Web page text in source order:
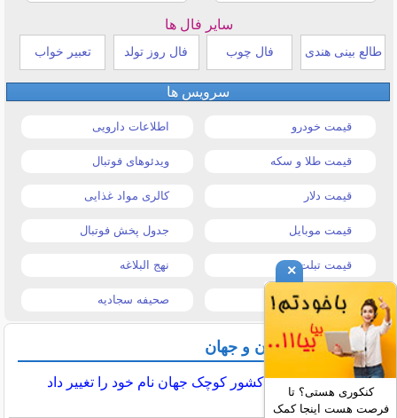
سایر فال ها
طالع بینی هندی فال چوب فال روز تولد تعبیر خواب
سرویس ها
قیمت خودرو اطلاعات دارویی
قیمت طلا و سکه ویدئوهای فوتبال
قیمت دلار کالری مواد غذایی
قیمت موبایل جدول پخش فوتبال
قیمت تبلت نهج البلاغه
تیتر روزنامه ها صحیفه سجادیه
آخرین اخبار ایران و جهان
سومین کشور کوچک جهان نام خود را تغییر داد
×
کنکوری هستی؟ تا
فرصت هست اینجا کمک